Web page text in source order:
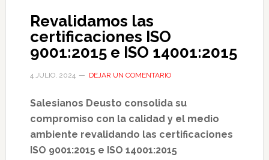
Revalidamos las
certificaciones ISO
9001:2015 e ISO 14001:2015
4 JULIO, 2024 DEJAR UN COMENTARIO
Salesianos Deusto consolida su
compromiso con la calidad y el medio
ambiente revalidando las certificaciones
ISO 9001:2015 e ISO 14001:2015